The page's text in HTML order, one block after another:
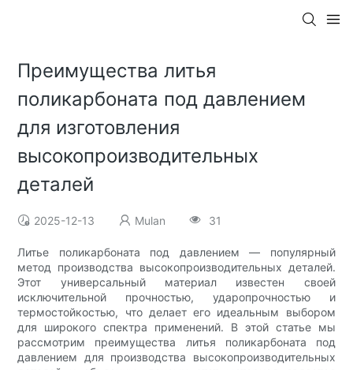
Преимущества литья
поликарбоната под давлением
для изготовления
высокопроизводительных
деталей
2025-12-13 Mulan 31
Литье поликарбоната под давлением — популярный
метод производства высокопроизводительных деталей.
Этот универсальный материал известен своей
исключительной прочностью, ударопрочностью и
термостойкостью, что делает его идеальным выбором
для широкого спектра применений. В этой статье мы
рассмотрим преимущества литья поликарбоната под
давлением для производства высокопроизводительных